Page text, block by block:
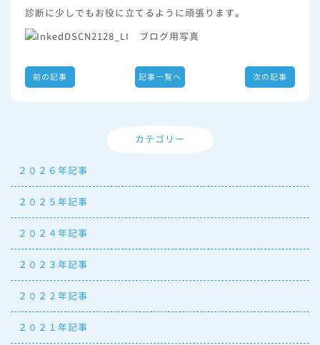
診断に少しでもお役に立てるように頑張ります。
前の記事 次の記事
記事一覧へ
カテゴリー
２０２６年記事
２０２５年記事
２０２４年記事
２０２３年記事
２０２２年記事
２０２１年記事